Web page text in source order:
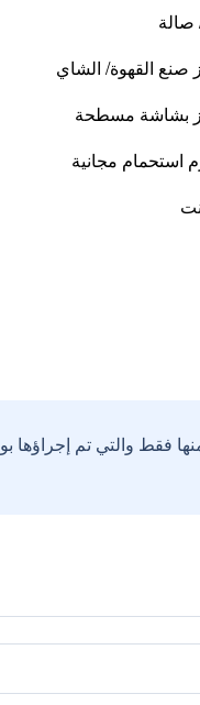
صالة
صنع القهوة/ الشاي
بشاشة مسطحة
استحمام مجانية
فقط والتي تم